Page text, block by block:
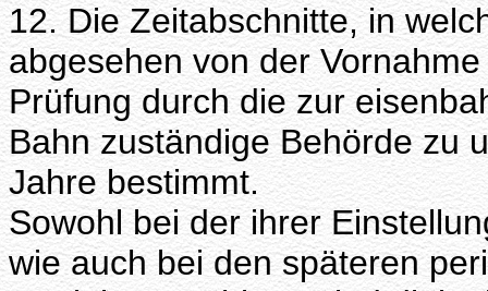
12. Die Zeitabschnitte, in
abgesehen von der
Prüfung durch die zur
Bahn zuständige Behörde zu
Jahre bestimmt.
Sowohl bei der ihrer
wie auch bei den späteren